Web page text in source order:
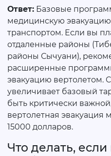
Ответ: Базовые
медицинскую
транспортом. Если вы
отдаленные районы
районы Сычуани),
расширенные
эвакуацию вертолетом.
увеличивает базовый
быть критически
вертолетная эвакуация
15000 долларов.
Что делать,